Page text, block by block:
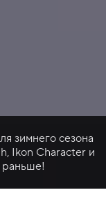
зимнего сезона
Ikon Character и
раньше!